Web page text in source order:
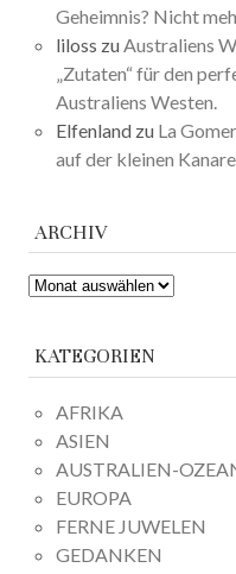
Geheimnis? Nicht
liloss zuAustraliens
„Zutaten“ für den
Australiens Westen.
Elfenland zu La
auf der kleinen
ARCHIV
ARCHIV
KATEGORIEN
AFRIKA
ASIEN
AUSTRALIEN-
EUROPA
FERNE JUWELEN
GEDANKEN